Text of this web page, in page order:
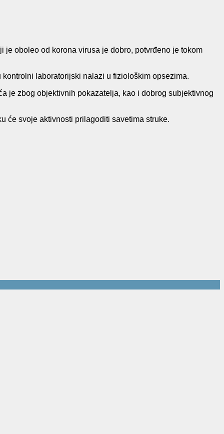
oboleo od korona virusa je dobro, potvrđeno je tokom
laboratorijski nalazi u fiziološkim opsezima.
je zbog objektivnih pokazatelja, kao i dobrog subjektivnog
će svoje aktivnosti prilagoditi savetima struke.